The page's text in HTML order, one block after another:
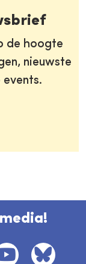
de hoogte
nieuwste
events.